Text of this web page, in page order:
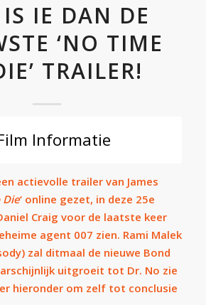
IE DAN DE
‘NO TIME
TRAILER!
Informatie
actievolle trailer van James
‘ online gezet, in deze 25e
Craig voor de laatste keer
agent 007 zien. Rami Malek
zal ditmaal de nieuwe Bond
uitgroeit tot Dr. No zie
hieronder om zelf tot conclusie